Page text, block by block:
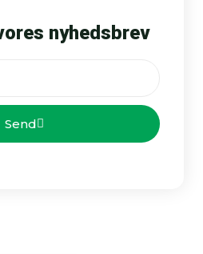
nyhedsbrev
Send